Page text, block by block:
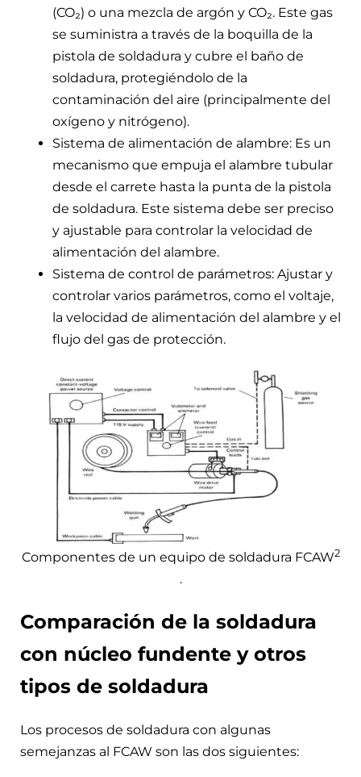
(CO₂) o una mezcla de argón y CO₂. Este gas
se suministra a través de la boquilla de la
pistola de soldadura y cubre el baño de
soldadura, protegiéndolo de la
contaminación del aire (principalmente del
oxígeno y nitrógeno).
Sistema de alimentación de alambre: Es un
mecanismo que empuja el alambre tubular
desde el carrete hasta la punta de la pistola
de soldadura. Este sistema debe ser preciso
y ajustable para controlar la velocidad de
alimentación del alambre.
Sistema de control de parámetros: Ajustar y
controlar varios parámetros, como el voltaje,
la velocidad de alimentación del alambre y el
flujo del gas de protección.
Componentes de un equipo de soldadura FCAW2
.
Comparación de la soldadura
con núcleo fundente y otros
tipos de soldadura
Los procesos de soldadura con algunas
semejanzas al FCAW son las dos siguientes: